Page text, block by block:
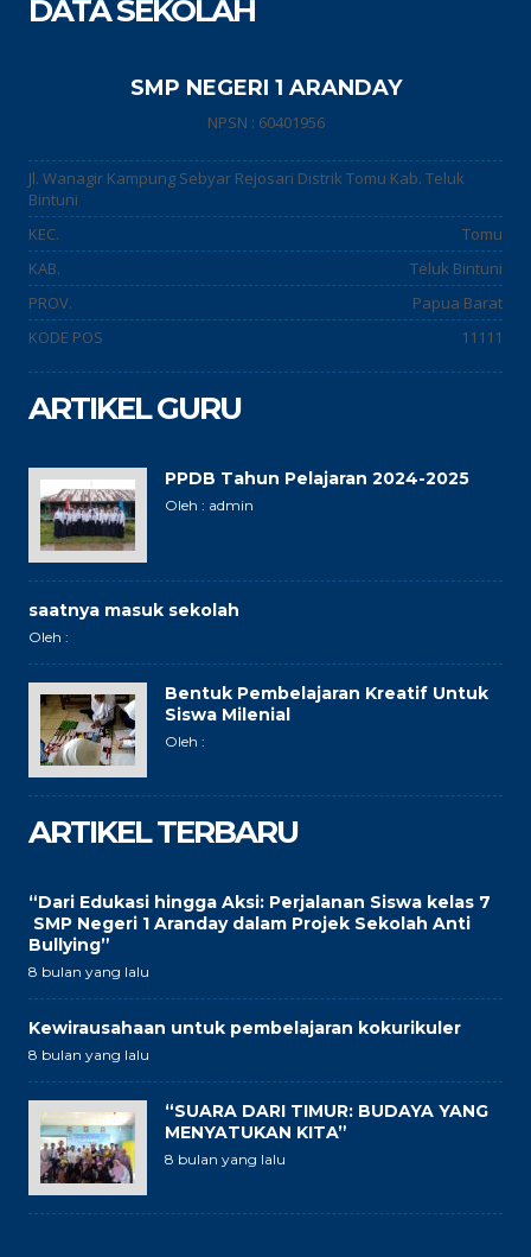
DATA SEKOLAH
SMP NEGERI 1 ARANDAY
NPSN : 60401956
Jl. Wanagir Kampung Sebyar Rejosari Distrik Tomu Kab. Teluk
Bintuni
KEC.
Tomu
KAB.
Teluk Bintuni
PROV.
Papua Barat
KODE POS
11111
ARTIKEL GURU
PPDB Tahun Pelajaran 2024-2025
Oleh : admin
saatnya masuk sekolah
Oleh :
Bentuk Pembelajaran Kreatif Untuk
Siswa Milenial
Oleh :
ARTIKEL TERBARU
“Dari Edukasi hingga Aksi: Perjalanan Siswa kelas 7
SMP Negeri 1 Aranday dalam Projek Sekolah Anti
Bullying”
8 bulan yang lalu
Kewirausahaan untuk pembelajaran kokurikuler
8 bulan yang lalu
“SUARA DARI TIMUR: BUDAYA YANG
MENYATUKAN KITA”
8 bulan yang lalu